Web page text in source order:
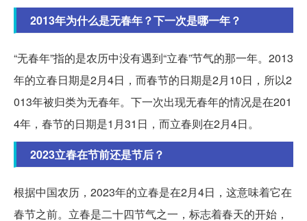
2013年为什么是无春年？下一次是哪一年？
“无春年”指的是农历中没有遇到“立春”节气的那一年。2013
年的立春日期是2月4日，而春节的日期是2月10日，所以2
013年被归类为无春年。下一次出现无春年的情况是在201
4年，春节的日期是1月31日，而立春则在2月4日。
2023立春在节前还是节后？
根据中国农历，2023年的立春是在2月4日，这意味着它在
春节之前。立春是二十四节气之一，标志着春天的开始，